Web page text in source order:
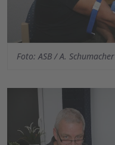
Foto: ASB / A. Schumacher